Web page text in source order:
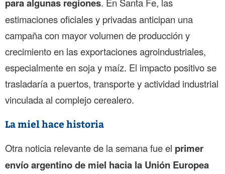
para algunas regiones
estimaciones oficiales y privadas anticipan una
campaña con mayor volumen de producción y
crecimiento en las exportaciones agroindustriales,
especialmente en soja y maíz. El impacto positivo se
trasladaría a puertos, transporte y actividad industrial
vinculada al complejo cerealero.
La miel hace historia
Otra noticia relevante de la semana fue el primer
envío argentino de miel hacia la Unión Europea